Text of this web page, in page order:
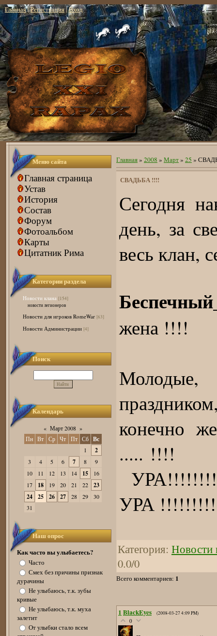
Главная|Регистрация|Вход
Меню сайта
Главная страница
Устав
История
Состав
Форум
Фотоальбом
Карты
Цитатник Рима
Категории раздела
Новости клана [154]
новости легионеров
Новости для игроков RomeWar [63]
Новости Администрации [4]
Поиск
Календарь
« Март 2008 »
Пн Вт Ср Чт Пт Сб Вс
1 2
3 4 5 6 7 8
9
10
11 12 13 14 15
16
17
18 19 20 21 22
23
24
25 26 27 28 29
30
31
Наш опрос
Как часто вы улыбаетесь?
Часто
Смех без причины признак
дурачины
Не улыбаюсь, т.к. зубы
кривые
Не улыбаюсь, т.к. муха
залетит
От улыбки стало всем
Главная» 2008 » Март» 25 »
СВАДЬБА !!!!
Сегодня
день, за
весь клан,
жена !!!!
Молодые,
конечно
..... !!!!
УРА
Категория: Новости
0.0/0
Всего комментариев: 1
1 BlackEyes (2008-03-27 4:09 PM)
0